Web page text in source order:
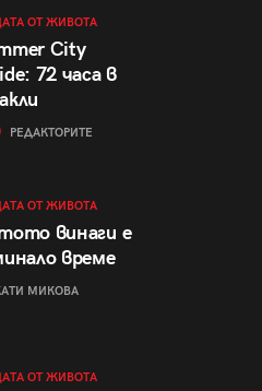
ОТ ЖИВОТА
City
72 часа в
РЕДАКТОРИТЕ
ОТ ЖИВОТА
винаги е
време
МИКОВА
ОТ ЖИВОТА